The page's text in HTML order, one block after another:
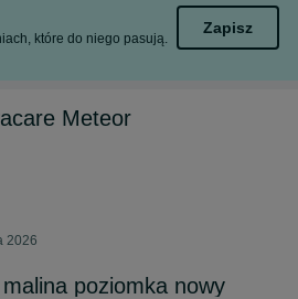
które do niego pasują.
Zapisz
Meteor
2026
poziomka nowy